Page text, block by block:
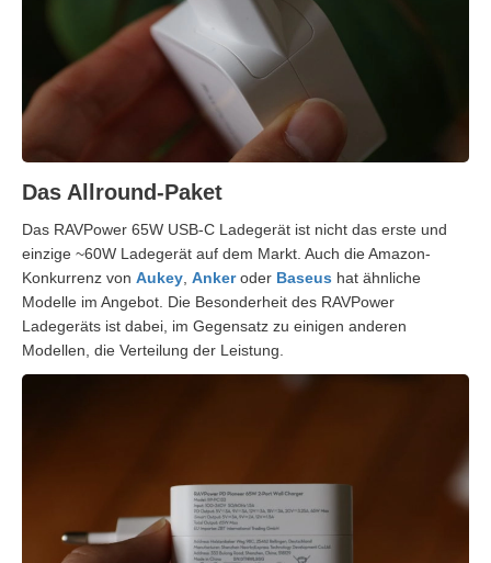
Das Allround-Paket
Das RAVPower 65W USB-C Ladegerät ist nicht das erste und
einzige ~60W Ladegerät auf dem Markt. Auch die Amazon-
Konkurrenz von Aukey Ankeroder Baseus hat ähnliche
Modelle im Angebot. Die Besonderheit des RAVPower
Ladegeräts ist dabei, im Gegensatz zu einigen anderen
Modellen, die Verteilung der Leistung.